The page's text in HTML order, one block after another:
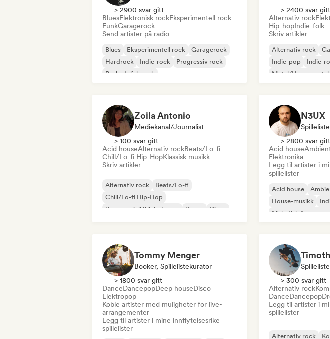
> 2900 svar gitt
BluesElektronisk rockEksperimentell rock
FunkGaragerock
Send artister på radio
Blues Eksperimentell rock
Garagerock
Hardrock
Indie-rock
Progressiv rock
Psykedelisk rock
> 2400 svar gitt
Alternativ rock
Hip-hopIndie-folk
Skriv artikler
Alternativ rock
Indie-pop
Indie-
Metal/Heavy metal
Zoila Antonio
Mediekanal/journalist
> 100 svar gitt
Acid houseAlternativ rockBeats/Lo-fi
Chill/Lo-fi Hip-HopKlassisk musikk
Skriv artikler
Alternativ rock
Beats/Lo-fi
Chill/Lo-fi Hip-Hop
Kommersiell/Mainstream
Dance
Disco
N3UX
> 2800 svar gitt
Acid house
Elektronika
Legg til artister i
spillelister
Acid house
House-musikk
Melodisk &
Tommy Menger
Booker, Spillelistekurator
> 1800 svar gitt
DanceDancepopDeep houseDisco
Elektropop
Koble artister med muligheter for live-
arrangementer
Legg til artister i mine innflytelsesrike
spillelister
> 300 svar gitt
Alternativ rock
DanceDancepop
Legg til artister i
spillelister
Alternativ rock